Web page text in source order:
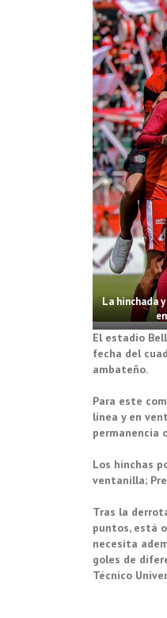
La hinchada
El estadio
fecha del
ambateño.
Para este
línea y en
permanencia
Los hinchas
ventanilla;
Tras la
puntos, está
necesita
goles de
Técnico